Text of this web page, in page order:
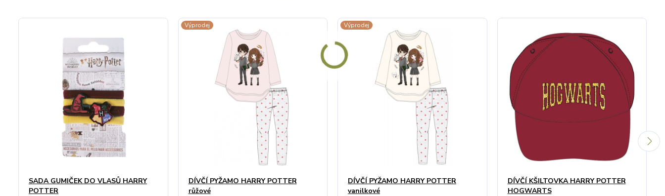
SADA GUMIČEK DO VLASŮ HARRY
POTTER
Výprodej
DÍVČÍ PYŽAMO HARRY POTTER
růžové
Výprodej
DÍVČÍ PYŽAMO HARRY POTTER
vanilkové
DÍVČÍ KŠILTOVKA HARRY POTTER
HOGWARTS